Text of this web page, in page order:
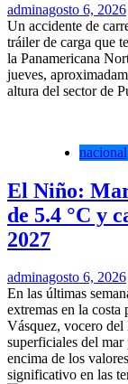
adminagosto 6, 2026
Un accidente de
tráiler de carga que
la Panamericana
jueves,
altura del sector de
nacional
El Niño:
de 5.4 °C y
2027
adminagosto 6, 2026
En las últimas
extremas en la costa
Vásquez, vocero del
superficiales del mar
encima de los
significativo en las